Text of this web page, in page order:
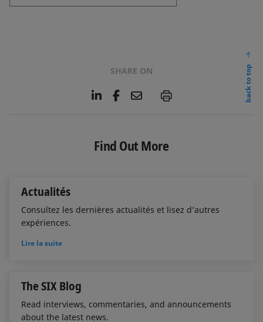
SHARE ON
L
e
d
F
b
o
E
l
P
back to top
Find Out More
Actualités
Consultez les dernières actualités et lisez d’autres
expériences.
Lire la suite
The SIX Blog
Read interviews, commentaries, and announcements
about the latest news.